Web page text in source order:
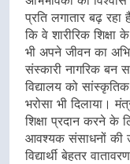
प्रति लगातार बढ़
कि वे शारीरिक
भी अपने जीवन का
संस्कारी नागरिक बन
विद्यालय को
भरोसा भी दिलाया।
शिक्षा प्रदान करने के
आवश्यक संसाधनों की
विद्यार्थी बेहतर